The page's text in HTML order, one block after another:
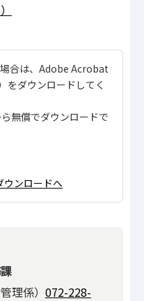
合は、Adobe Acrobat
をダウンロードしてく
無償でダウンロードで
ンロードへ
理係） 072-228-